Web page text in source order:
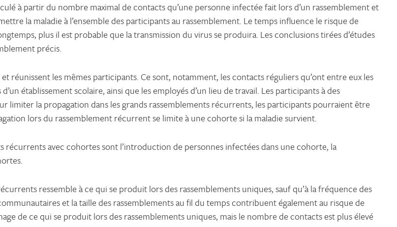
à partir du nombre maximal de contacts qu’une personne infectée fait lors d’un rassemblement et
la maladie à l’ensemble des participants au rassemblement. Le temps influence le risque de
plus il est probable que la transmission du virus se produira. Les conclusions tirées d’études
précis.
réunissent les mêmes participants. Ce sont, notamment, les contacts réguliers qu’ont entre eux les
établissement scolaire, ainsi que les employés d’un lieu de travail. Les participants à des
limiter la propagation dans les grands rassemblements récurrents, les participants pourraient être
lors du rassemblement récurrent se limite à une cohorte si la maladie survient.
récurrents avec cohortes sont l’introduction de personnes infectées dans une cohorte, la
ressemble à ce qui se produit lors des rassemblements uniques, sauf qu’à la fréquence des
et la taille des rassemblements au fil du temps contribuent également au risque de
de ce qui se produit lors des rassemblements uniques, mais le nombre de contacts est plus élevé